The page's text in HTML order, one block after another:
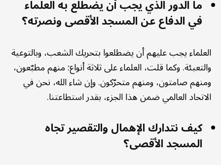
ما الدور الذي يجب أن يضطلع به العلماء
في الدفاع عن المسجد الأقصى ونصرته؟
العلماء يجب عليهم أن يضطلعوا بتحريك الشعب، وبالتوعية
والتعبئة. وكما قلت، العلماء على ثلاثة أنواع: منهم مطبّعون،
ومنهم صامتون، ومنهم متحرّكون. وإن شاء الله، نحن في
الاتحاد العالمي ضمن هذا الجزء، بقدر استطاعتنا.
كيف نتدارك الإهمال والتقصير تجاه
المسجد الأقصى؟